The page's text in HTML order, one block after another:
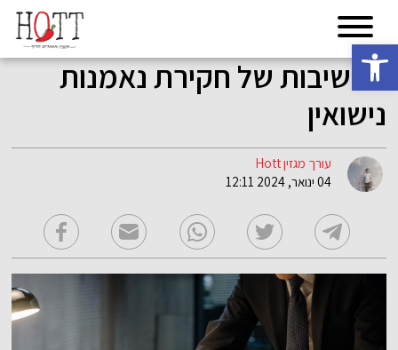
פתח סרגל נגישות
החשיבות של חקירת נאמנות
נישואין
עורך מגזין Hott
04 ינואר, 2024 12:11